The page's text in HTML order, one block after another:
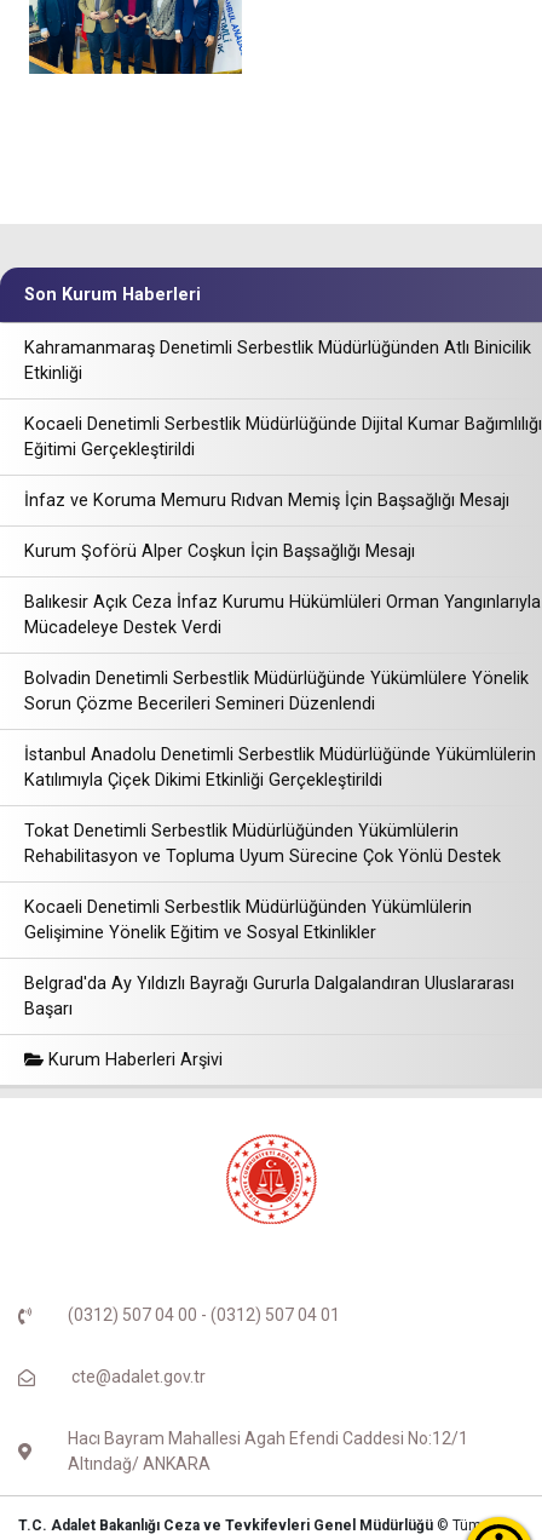
Son Kurum Haberleri
Kahramanmaraş Denetimli Serbestlik Müdürlüğünden Atlı Binicilik
Etkinliği
Kocaeli Denetimli Serbestlik Müdürlüğünde Dijital Kumar Bağımlılığı
Eğitimi Gerçekleştirildi
İnfaz ve Koruma Memuru Rıdvan Memiş İçin Başsağlığı Mesajı
Kurum Şoförü Alper Coşkun İçin Başsağlığı Mesajı
Balıkesir Açık Ceza İnfaz Kurumu Hükümlüleri Orman Yangınlarıyla
Mücadeleye Destek Verdi
Bolvadin Denetimli Serbestlik Müdürlüğünde Yükümlülere Yönelik
Sorun Çözme Becerileri Semineri Düzenlendi
İstanbul Anadolu Denetimli Serbestlik Müdürlüğünde Yükümlülerin
Katılımıyla Çiçek Dikimi Etkinliği Gerçekleştirildi
Tokat Denetimli Serbestlik Müdürlüğünden Yükümlülerin
Rehabilitasyon ve Topluma Uyum Sürecine Çok Yönlü Destek
Kocaeli Denetimli Serbestlik Müdürlüğünden Yükümlülerin
Gelişimine Yönelik Eğitim ve Sosyal Etkinlikler
Belgrad'da Ay Yıldızlı Bayrağı Gururla Dalgalandıran Uluslararası
Başarı
Kurum Haberleri Arşivi
(0312) 507 04 00 - (0312) 507 04 01
cte@adalet.gov.tr
Hacı Bayram Mahallesi Agah Efendi Caddesi No:12/1
Altındağ/ ANKARA
T.C. Adalet Bakanlığı Ceza ve Tevkifevleri Genel Müdürlüğü © Tüm